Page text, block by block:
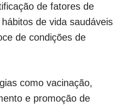
de fatores de
de vida saudáveis
de condições de
como vacinação,
e promoção de